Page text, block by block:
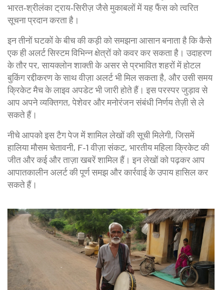
भारत‑श्रीलंका ट्राय‑सिरीज़ जैसे मुकाबलों में यह फैंस को त्वरित
सूचना प्रदान करता है।
इन तीनों घटकों के बीच की कड़ी को समझना आसान बनाता है कि कैसे
एक ही अलर्ट सिस्टम विभिन्न क्षेत्रों को कवर कर सकता है। उदाहरण
के तौर पर, सायक्लोन शाक्ती के असर से प्रभावित शहरों में होटल
बुकिंग रद्दीकरण के साथ वीज़ा अलर्ट भी मिल सकता है, और उसी समय
क्रिकेट मैच के लाइव अपडेट भी जारी होते हैं। इस परस्पर जुड़ाव से
आप अपने व्यक्तिगत, पेशेवर और मनोरंजन संबंधी निर्णय तेज़ी से ले
सकते हैं।
नीचे आपको इस टैग पेज में शामिल लेखों की सूची मिलेगी, जिसमें
हालिया मौसम चेतावनी, F‑1 वीज़ा संकट, भारतीय महिला क्रिकेट की
जीत और कई और ताज़ा खबरें शामिल हैं। इन लेखों को पढ़कर आप
आपातकालीन अलर्ट की पूर्ण समझ और कार्रवाई के उपाय हासिल कर
सकते हैं।